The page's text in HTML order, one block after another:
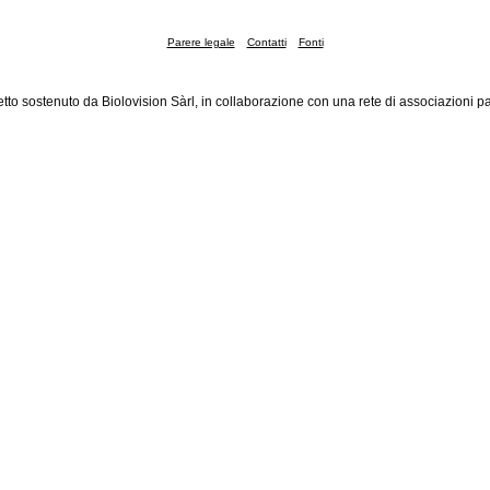
Parere legale Contatti Fonti
sostenuto da Biolovision Sàrl, in collaborazione con una rete di associazioni